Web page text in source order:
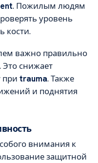
. Пожилым людям
уровень
кости.
важно правильно
Это снижает
при trauma. Также
и поднятия
внимания к
защитной